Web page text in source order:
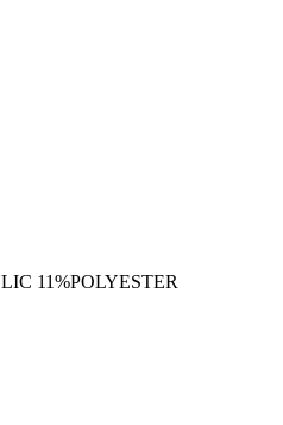
11%POLYESTER